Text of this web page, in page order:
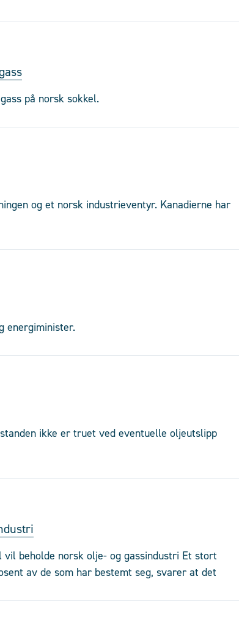
på norsk sokkel.
og et norsk industrieventyr. Kanadierne har
energiminister.
ikke er truet ved eventuelle oljeutslipp
beholde norsk olje- og gassindustri Et stort
av de som har bestemt seg, svarer at det